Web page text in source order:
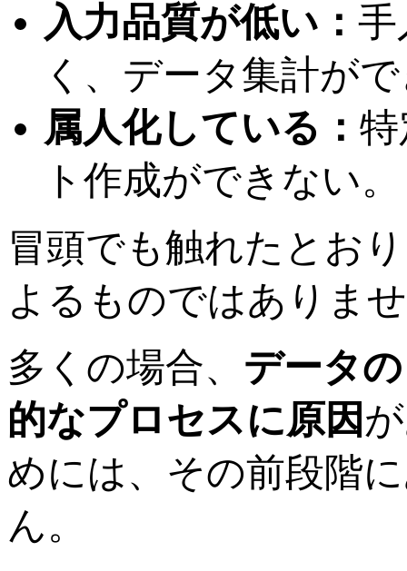
入力品質が低い： 手
く、データ集計が
属人化している：
ト作成ができない。
冒頭でも触れたとお
よるものではありま
多くの場合、 データ
的なプロセスに原因
めには、その前段階
ん。